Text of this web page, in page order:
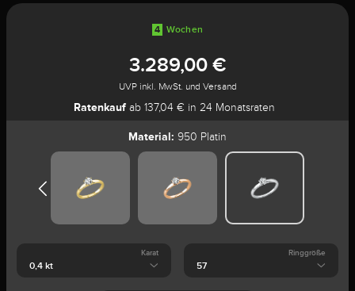
4 Wochen
3.289,00 €
UVP inkl. MwSt. und Versand
Ratenkauf ab 137,04 € in 24 Monatsraten
Material: 950 Platin
Karat Ringgröße